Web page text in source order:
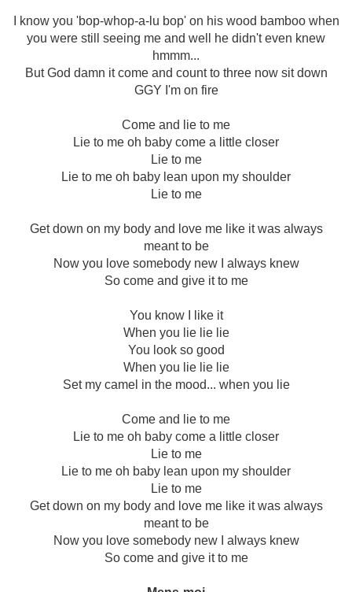
I know you 'bop-whop-a-lu bop' on his wood bamboo when
you were still seeing me and well he didn't even knew
hmmm...
But God damn it come and count to three now sit down
GGY I'm on fire
Come and lie to me
Lie to me oh baby come a little closer
Lie to me
Lie to me oh baby lean upon my shoulder
Lie to me
Get down on my body and love me like it was always
meant to be
Now you love somebody new I always knew
So come and give it to me
You know I like it
When you lie lie lie
You look so good
When you lie lie lie
Set my camel in the mood... when you lie
Come and lie to me
Lie to me oh baby come a little closer
Lie to me
Lie to me oh baby lean upon my shoulder
Lie to me
Get down on my body and love me like it was always
meant to be
Now you love somebody new I always knew
So come and give it to me